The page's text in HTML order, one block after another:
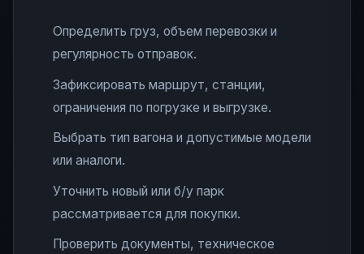
Определить груз, объем перевозки и
регулярность отправок.
Зафиксировать маршрут, станции,
ограничения по погрузке и выгрузке.
Выбрать тип вагона и допустимые модели
или аналоги.
Уточнить новый или б/у парк
рассматривается для покупки.
Проверить документы, техническое